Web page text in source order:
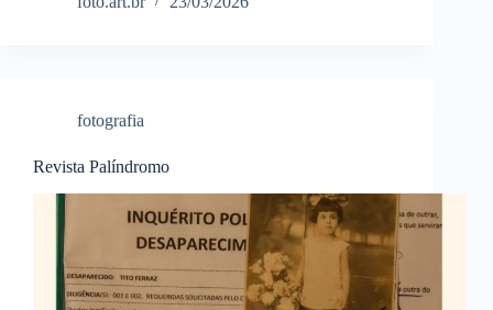
fotografia
Revista Palíndromo